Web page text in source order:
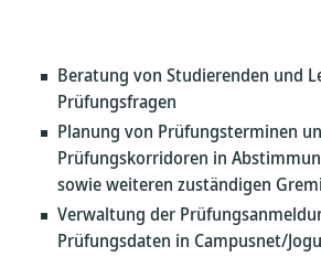
Beratung von Studierenden und
Prüfungsfragen
Planung von Prüfungsterminen
Prüfungskorridoren in
sowie weiteren zuständigen
Verwaltung der
Prüfungsdaten in Campusnet/